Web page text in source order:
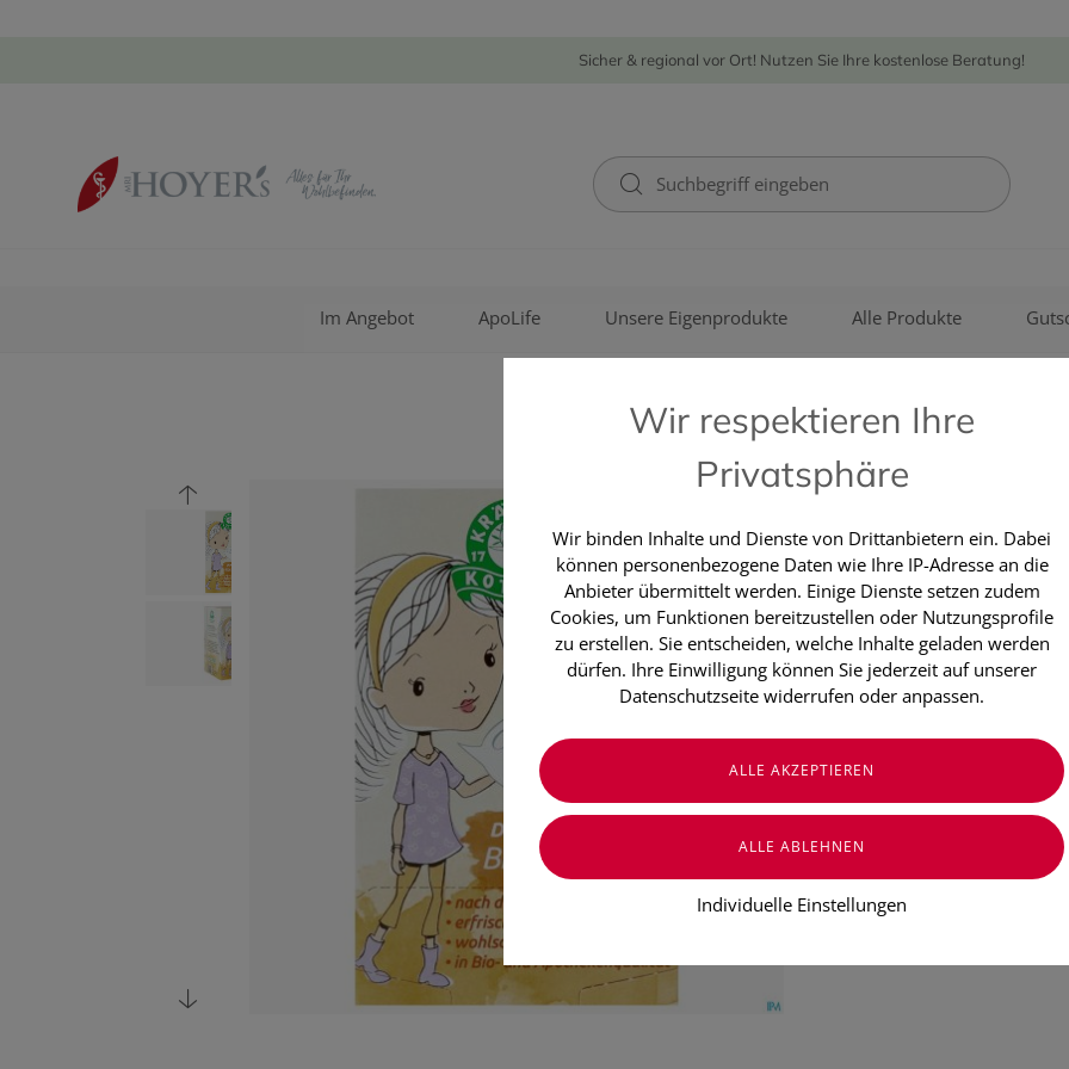
Sicher & regional vor Ort! Nutzen Sie Ihre kostenlose Beratung!
Im Angebot ApoLife Unsere Eigenprodukte Alle Produkte
KOTTAS PHARMA GMBH
Dr. Kottas
Stück
€ 6,30
zzgl. Versandkosten
Wir respektieren Ihre
Privatsphäre
Wir binden Inhalte und Dienste von Drittanbietern ein. Dabei
können personenbezogene Daten wie Ihre IP-Adresse an die
Anbieter übermittelt werden. Einige Dienste setzen zudem
Cookies, um Funktionen bereitzustellen oder Nutzungsprofile
zu erstellen. Sie entscheiden, welche Inhalte geladen werden
dürfen. Ihre Einwilligung können Sie jederzeit auf unserer
Datenschutzseite widerrufen oder anpassen.
Individuelle Einstellungen